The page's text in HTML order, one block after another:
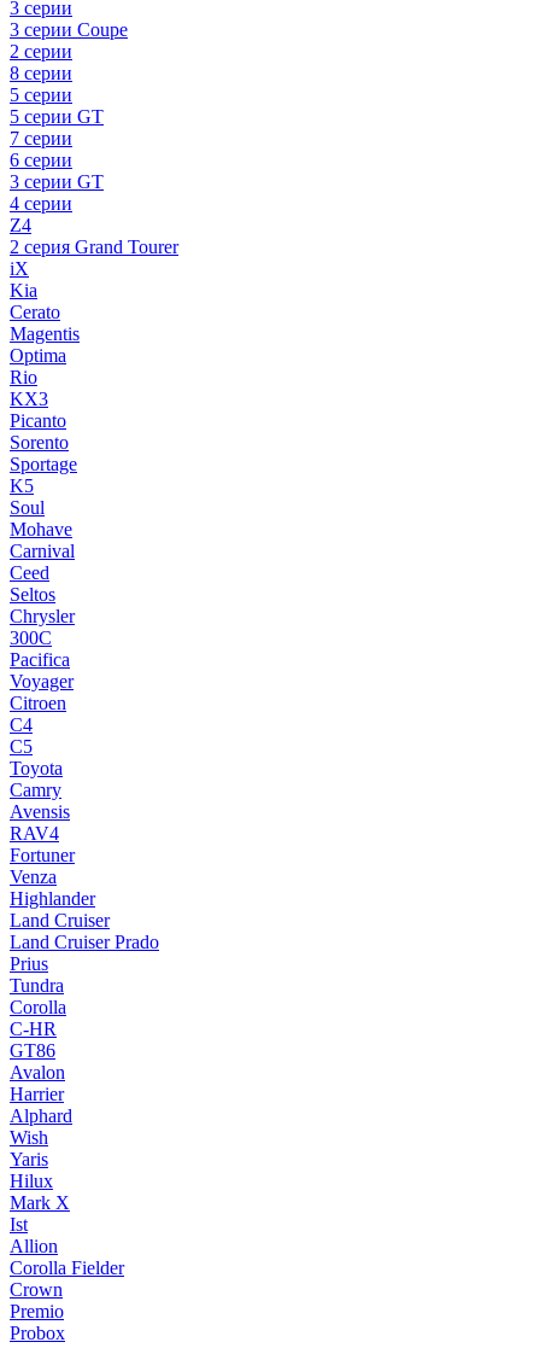
3 серии
3 серии Coupe
2 серии
8 серии
5 серии
5 серии GT
7 серии
6 серии
3 серии GT
4 серии
Z4
2 серия Grand Tourer
iX
Kia
Cerato
Magentis
Optima
Rio
KX3
Picanto
Sorento
Sportage
K5
Soul
Mohave
Carnival
Ceed
Seltos
Chrysler
300C
Pacifica
Voyager
Citroen
C4
C5
Toyota
Camry
Avensis
RAV4
Fortuner
Venza
Highlander
Land Cruiser
Land Cruiser Prado
Prius
Tundra
Corolla
C-HR
GT86
Avalon
Harrier
Alphard
Wish
Yaris
Hilux
Mark X
Ist
Allion
Corolla Fielder
Crown
Premio
Probox